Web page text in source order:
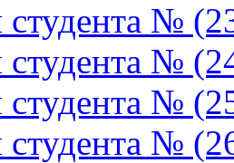
№
№
№
№